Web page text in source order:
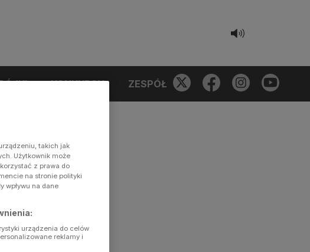
KONKURSY ZESPÓŁ
takich jak
Użytkownik może
z prawa do
na stronie polityki
wpływu na dane
urządzenia do celów
reklamy i